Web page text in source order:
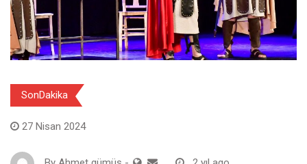
SonDakika
27 Nisan 2024